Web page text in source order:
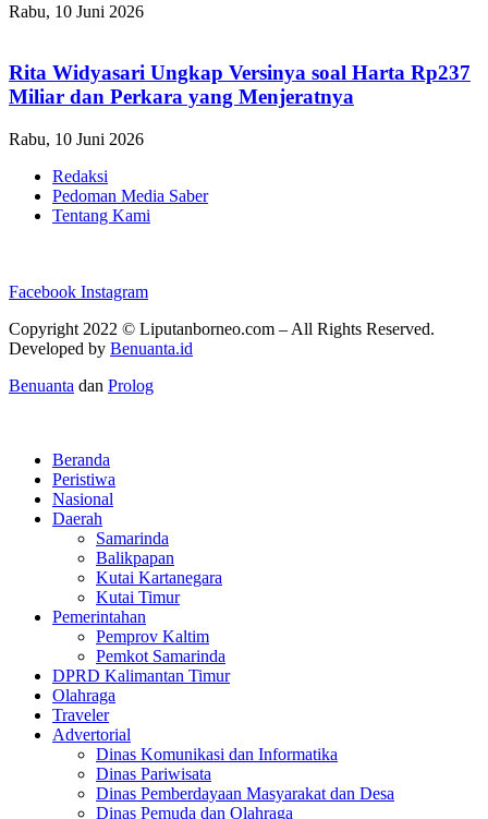
Rabu, 10 Juni 2026
Rita Widyasari Ungkap Versinya soal Harta Rp237
Miliar dan Perkara yang Menjeratnya
Rabu, 10 Juni 2026
Redaksi
Pedoman Media Saber
Tentang Kami
Facebook Instagram
Copyright 2022 © Liputanborneo.com – All Rights Reserved.
Developed by Benuanta.id
Benuanta dan Prolog
Beranda
Peristiwa
Nasional
Daerah
Samarinda
Balikpapan
Kutai Kartanegara
Kutai Timur
Pemerintahan
Pemprov Kaltim
Pemkot Samarinda
DPRD Kalimantan Timur
Olahraga
Traveler
Advertorial
Dinas Komunikasi dan Informatika
Dinas Pariwisata
Dinas Pemberdayaan Masyarakat dan Desa
Dinas Pemuda dan Olahraga